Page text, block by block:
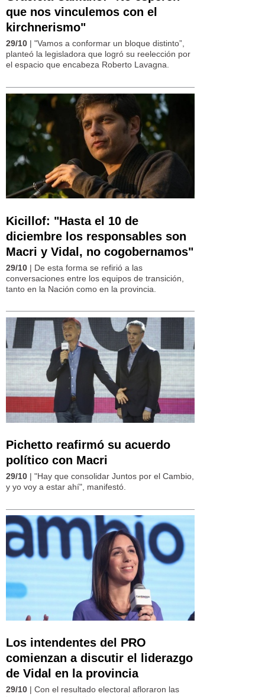
que nos vinculemos con el
kirchnerismo"
29/10 | "Vamos a conformar un bloque distinto”,
planteó la legisladora que logró su reelección por
el espacio que encabeza Roberto Lavagna.
Kicillof: "Hasta el 10 de
diciembre los responsables son
Macri y Vidal, no cogobernamos"
29/10 | De esta forma se refirió a las
conversaciones entre los equipos de transición,
tanto en la Nación como en la provincia.
Pichetto reafirmó su acuerdo
político con Macri
29/10 | "Hay que consolidar Juntos por el Cambio,
y yo voy a estar ahí", manifestó.
Los intendentes del PRO
comienzan a discutir el liderazgo
de Vidal en la provincia
29/10 | Con el resultado electoral afloraron las